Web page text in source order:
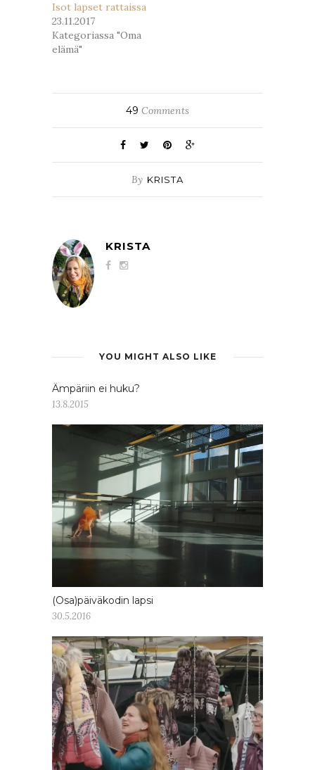
Isot lapset rattaissa
23.11.2017
Kategoriassa "Oma
elämä"
49 Comments
By KRISTA
KRISTA
YOU MIGHT ALSO LIKE
Ämpäriin ei huku?
13.8.2015
(Osa)päiväkodin lapsi
30.5.2016